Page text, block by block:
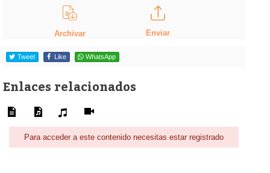
Archivar Enviar
Tweet Like WhatsApp
Enlaces relacionados
Para acceder a este contenido necesitas estar registrado